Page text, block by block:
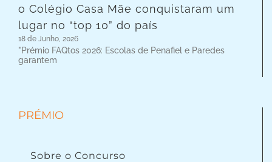
o Colégio Casa Mãe conquistaram um
lugar no “top 10” do país
18 de Junho, 2026
"Prémio FAQtos 2026: Escolas de Penafiel e Paredes
garantem
PRÉMIO
Sobre o Concurso